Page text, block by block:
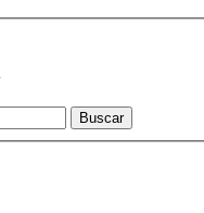
Buscar